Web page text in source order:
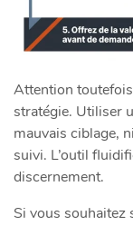
Attention
stratégie. Utiliser
mauvais ciblage,
suivi. L’outil
discernement.
Si vous souhaitez